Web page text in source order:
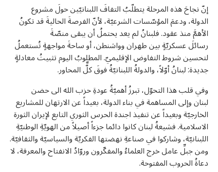
إنّ نجاحَ هذه المرحلة يتطلّبُ التفافَ اللبنانيّين حولَ مشروع
الدولة، ودعمَ المؤسّسات الشرعيّة، لأنّ الفرصةَ الحاليةَ قد تكونُ
الأهمَّ منذ عقود. فلبنانُ لم يعد يحتملُ أن يبقى منصّةَ
رسائلَ عسكريّةٍ بين طهران وواشنطن، أو ساحةَ مواجهةٍ تُستعملُ
لتحسين شروط التفاوض الإقليميّ. المطلوبُ اليوم تثبيتُ معادلةٍ
جديدة: لبنانُ أوّلاً، والدولةُ اللبنانيّةُ فوقَ كلِّّ المحاور.
وفي قلب هذا التحوّل، تبرزُ أهميّةُ عودةِ حزب الله الى حضن
لبنان وإلى المساهمة في بناء الدولة، بعيداً عن الارتهان للمشاريع
الخارجيّة وبعيداً عن تنفيذ اجندة الحرس الثوري التابع لإيران الثورة
الاسلامية. فشيعةُ لبنان كانوا دائما جزءاً أصيلاً من الهويّةِ الوطنيّةِ
اللبنانيّة، وشاركوا في صناعةِ نهضتها الفكريّة والسياسيّة والثقافيّة.
ومن جبلِّ عامل خرج العلماءُ والمفكّرون وروّادُ الانفتاح والمعرفة، لا
دعاةُ الحروب المفتوحة.